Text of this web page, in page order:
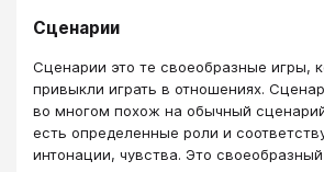
Сценарии
Сценарии это те своеобразные игры,
привыкли играть в отношениях.
во многом похож на обычный
есть определенные роли и
интонации, чувства. Это